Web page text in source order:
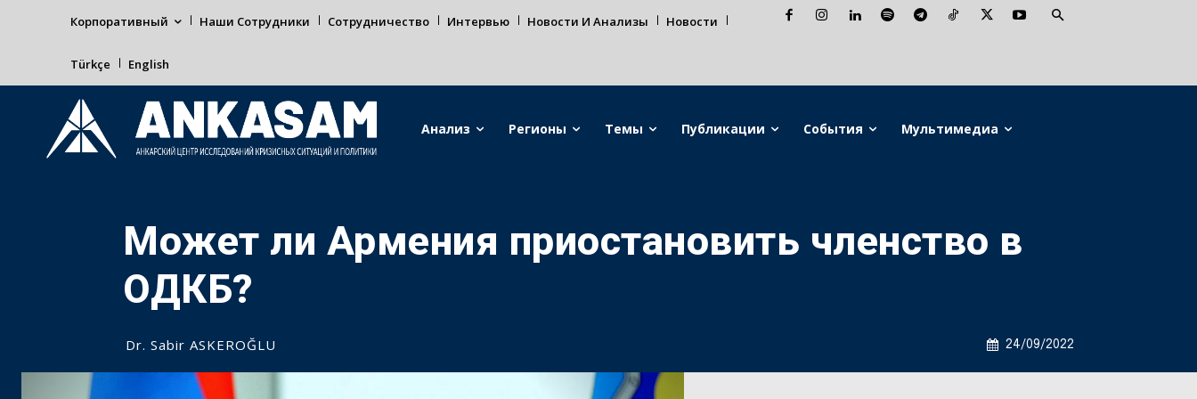
Корпоративный Наши Сотрудники Сотрудничество Интервью Новости И Анализы Новости
Türkçe English
Анализ Регионы Темы Публикации События Мультимедиа
Может ли Армения приостановить членство в
ОДКБ?
24/09/2022
Dr. Sabir ASKEROĞLU